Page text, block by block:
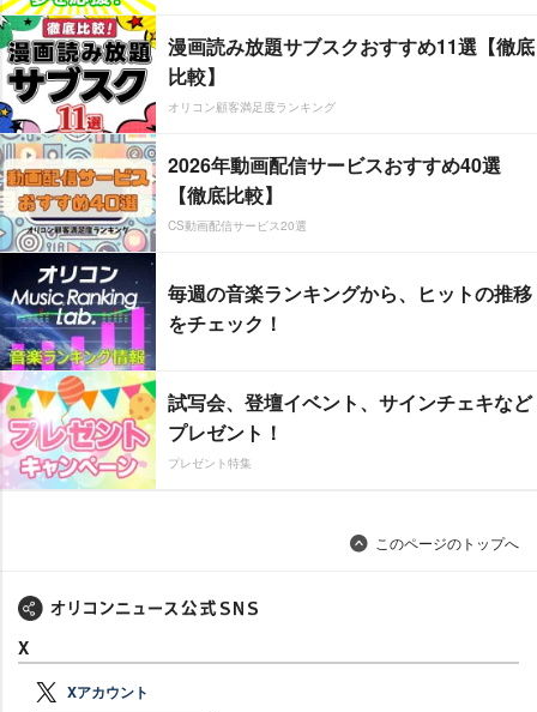
漫画読み放題サブスクおすすめ11選【徹底
比較】
オリコン顧客満足度ランキング
2026年動画配信サービスおすすめ40選
【徹底比較】
CS動画配信サービス20選
毎週の音楽ランキングから、ヒットの推移
をチェック！
試写会、登壇イベント、サインチェキなど
プレゼント！
プレゼント特集
このページのトップへ
X
Xアカウント